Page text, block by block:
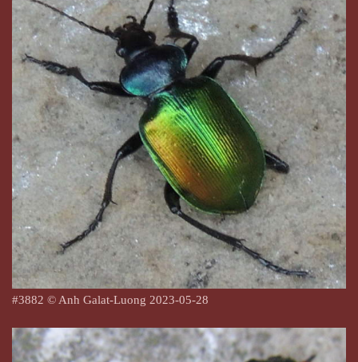
#3882 © Anh Galat-Luong 2023-05-28